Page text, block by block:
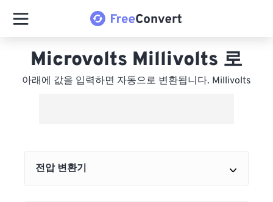
Microvolts Millivolts 로
아래에 값을 입력하면 자동으로 변환됩니다. Millivolts